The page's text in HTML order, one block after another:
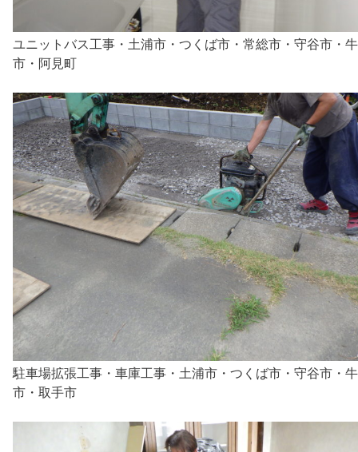
ユニットバス工事・土浦市・つくば市・常総市・守谷市・
市・阿見町
駐車場拡張工事・車庫工事・土浦市・つくば市・守谷市・
市・取手市